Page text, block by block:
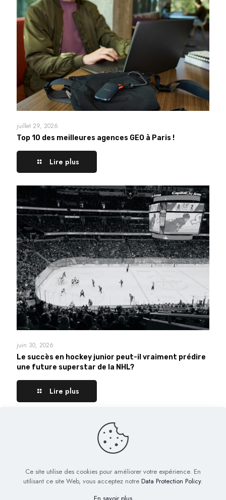
juillet 29, 2026
Top 10 des meilleures agences GEO à Paris !
Lire plus
juin 30, 2026
Le succès en hockey junior peut-il vraiment prédire
une future superstar de la NHL?
Lire plus
Ce site utilise des cookies pour améliorer votre expérience. En
utilisant ce site Web, vous acceptez notre Data Protection Policy.